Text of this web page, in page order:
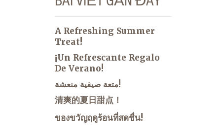
A Refreshing Summer
Treat!
¡Un Refrescante Regalo
De Verano!
متعة صيفية منعشة!
清爽的夏日甜点！
ของขวัญฤดูร้อนที่สดชื่น!